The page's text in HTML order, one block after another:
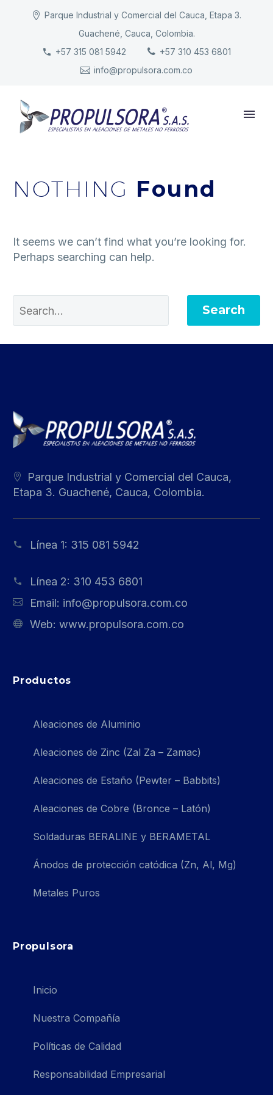
Parque Industrial y Comercial del Cauca, Etapa 3.
Guachené, Cauca, Colombia.
+57 315 081 5942
+57 310 453 6801
info@propulsora.com.co
INICIO
PRODUCTOS
NOTHING Found
It seems we can’t find what you’re looking for.
Perhaps searching can help.
Search
Parque Industrial y Comercial del Cauca,
Etapa 3. Guachené, Cauca, Colombia.
Línea 1: 315 081 5942
Línea 2: 310 453 6801
Email: info@propulsora.com.co
Web: www.propulsora.com.co
Productos
Aleaciones de Aluminio
Aleaciones de Zinc (Zal Za – Zamac)
Aleaciones de Estaño (Pewter – Babbits)
Aleaciones de Cobre (Bronce – Latón)
Soldaduras BERALINE y BERAMETAL
Ánodos de protección catódica (Zn, Al, Mg)
Metales Puros
Propulsora
Inicio
Nuestra Compañía
Políticas de Calidad
Responsabilidad Empresarial